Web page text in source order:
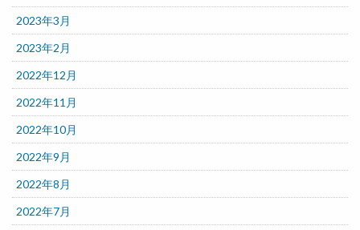
2023年3月
2023年2月
2022年12月
2022年11月
2022年10月
2022年9月
2022年8月
2022年7月